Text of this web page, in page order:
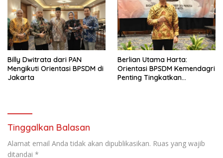
Billy Dwitrata dari PAN
Mengikuti Orientasi BPSDM di
Jakarta
Berlian Utama Harta:
Orientasi BPSDM Kemendagri
Penting Tingkatkan
Tinggalkan Balasan
Alamat email Anda tidak akan dipublikasikan. Ruas yang wajib
ditandai *